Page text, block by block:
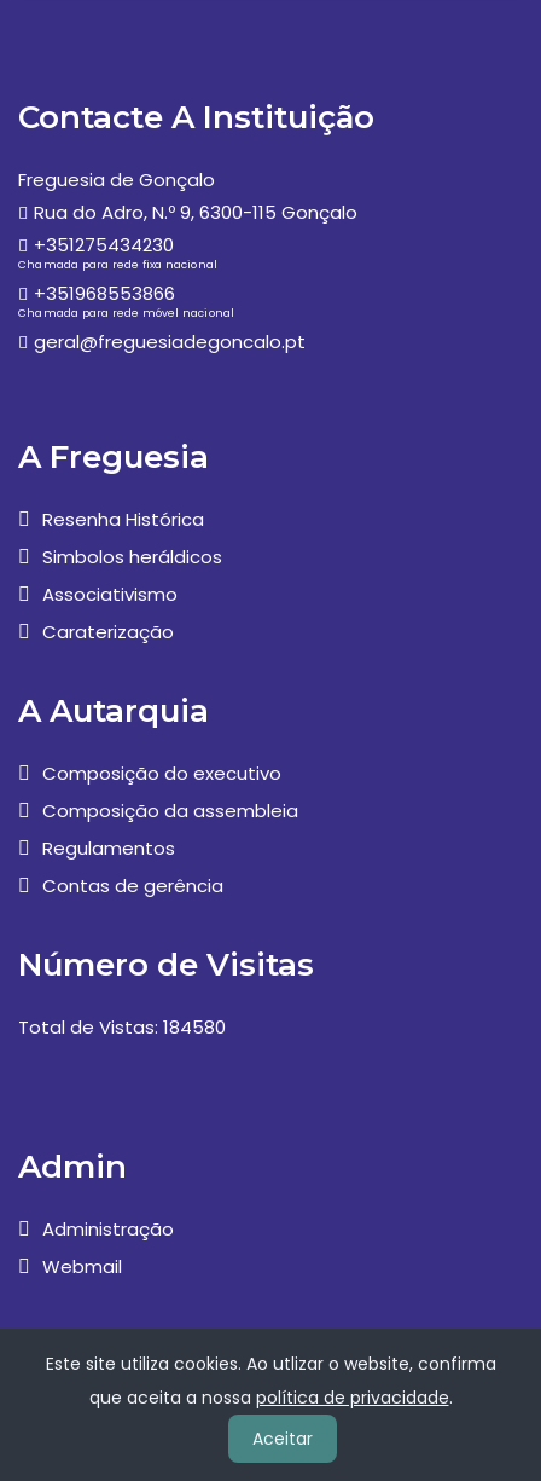
Este site utiliza cookies. Ao utlizar o website, confirma
que aceita a nossa política de privacidade.
Aceitar
Contacte A Instituição
Freguesia de Gonçalo
Rua do Adro, N.º 9, 6300-115 Gonçalo
+351275434230
Chamada para rede fixa nacional
+351968553866
Chamada para rede móvel nacional
geral@freguesiadegoncalo.pt
A Freguesia
Resenha Histórica
Simbolos heráldicos
Associativismo
Caraterização
A Autarquia
Composição do executivo
Composição da assembleia
Regulamentos
Contas de gerência
Número de Visitas
Total de Vistas: 184580
Admin
Administração
Webmail